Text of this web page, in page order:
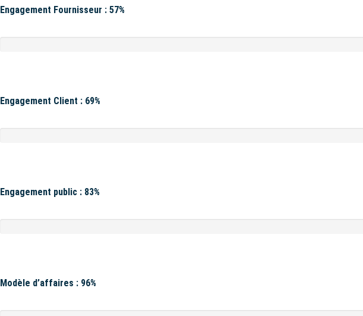
Engagement Fournisseur : 57%
Engagement Client : 69%
Engagement public : 83%
Modèle d’affaires : 96%